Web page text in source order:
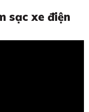
sạc xe điện